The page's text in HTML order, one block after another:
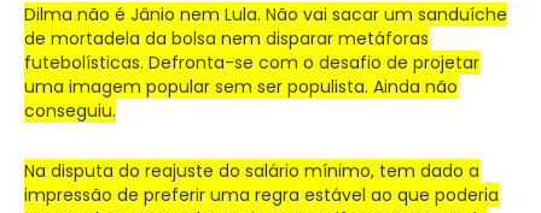
Dilma não é Jânio nem Lula. Não vai sacar um sanduíche
de mortadela da bolsa nem disparar metáforas
futebolísticas. Defronta-se com o desafio de projetar
uma imagem popular sem ser populista. Ainda não
conseguiu.
Na disputa do reajuste do salário mínimo, tem dado a
impressão de preferir uma regra estável ao que poderia